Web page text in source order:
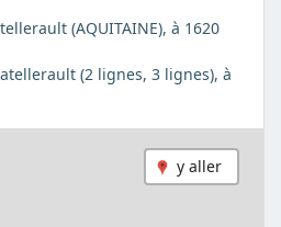
(AQUITAINE), à 1620
(2 lignes, 3 lignes), à
y aller